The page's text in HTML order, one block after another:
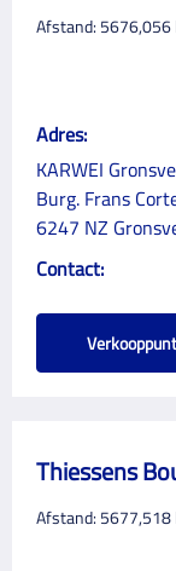
Afstand: 5676,056
Adres:
KARWEI
Burg. Frans
6247 NZ
Contact:
Thiessens
Afstand: 5677,518